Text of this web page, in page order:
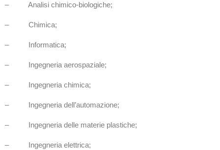
– Analisi chimico-biologiche;
– Chimica;
– Informatica;
– Ingegneria aerospaziale;
– Ingegneria chimica;
– Ingegneria dell’automazione;
– Ingegneria delle materie plastiche;
– Ingegneria elettrica;